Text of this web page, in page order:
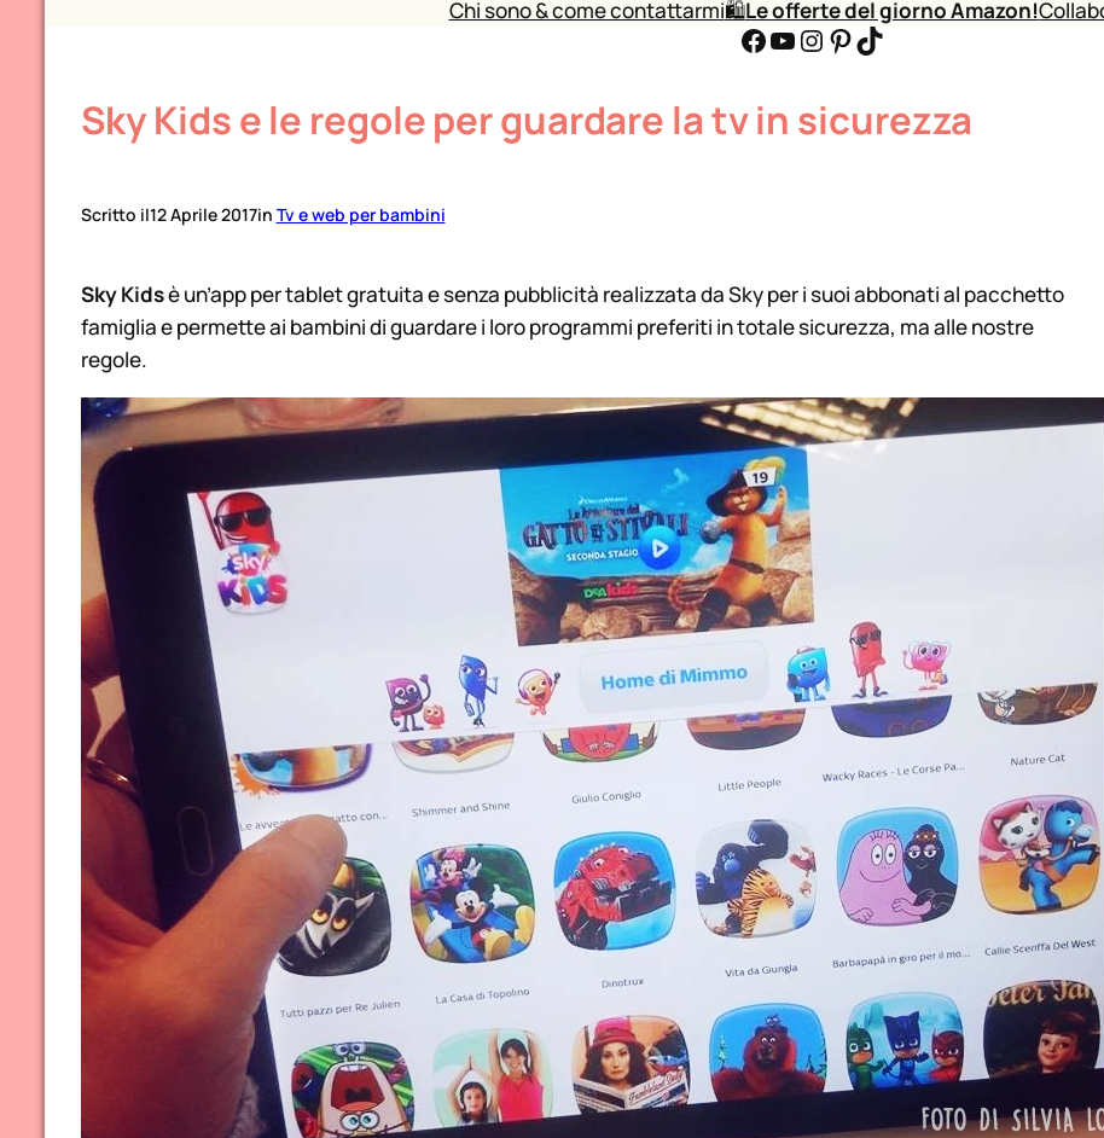
Chi sono & come contattarmi🛍️Le offerte del giorno Amazon!
Facebook YouTube Instagram Pinterest TikTok
Sky Kids e le regole per guardare la tv in sicurezza
Scritto il12 Aprile 2017in Tv e web per bambini
Sky Kidsè un’app per tablet gratuita e senza pubblicità realizzata da Sky per i suoi abbonati al pacchetto
famiglia e permette ai bambini di guardare i loro programmi preferiti in totale sicurezza, ma alle nostre
regole.